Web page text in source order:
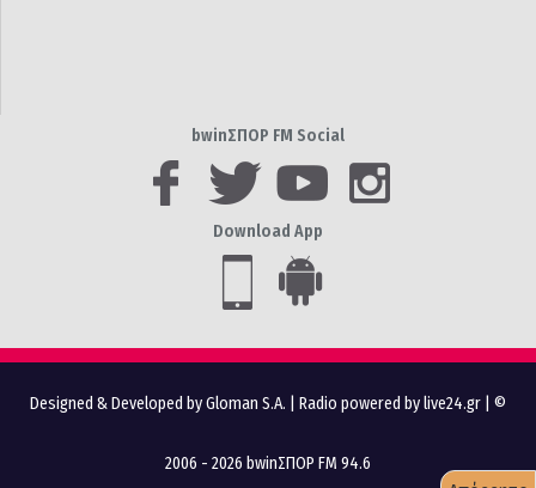
bwinΣΠΟΡ FM Social
Download App
Designed & Developed by Gloman S.A. Radio powered by live24.gr | ©
2006 - 2026 bwinΣΠΟΡ FM 94.6